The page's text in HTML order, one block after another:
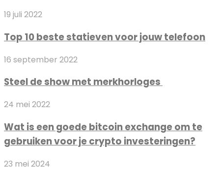
Malediven?
Top
beste
voor
jouw
telefoon
19 juli 2022
Top 10 beste statieven voor jouw telefoon
Steel
show
merkhorloges
16 september 2022
Steel de show met merkhorloges
Wat
een
goede
exchange
24 mei 2022
Wat is een goede bitcoin exchange om te
gebruiken voor je crypto investeringen?
Kan
23 mei 2024